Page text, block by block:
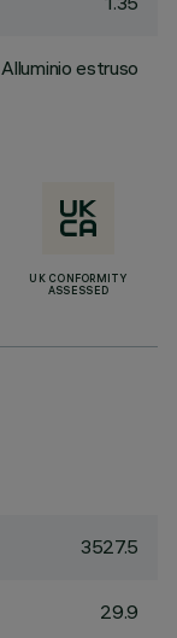
Alluminio estruso
UK CONFORMITY
ASSESSED
3527.5
29.9